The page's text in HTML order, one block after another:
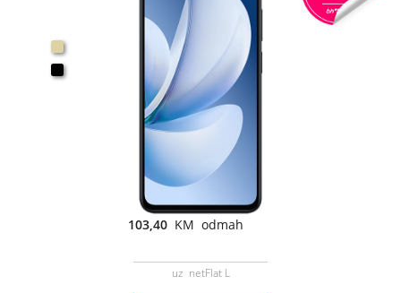
103,40 KM odmah
uz netFlat L